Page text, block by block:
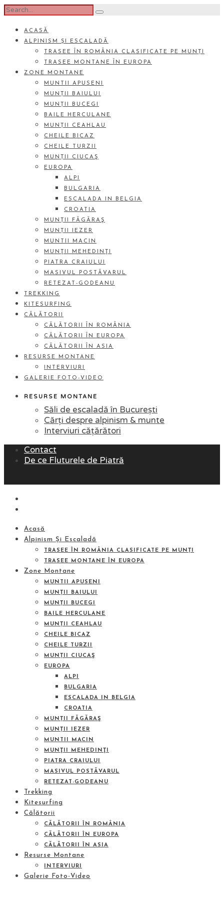
ACASĂ
ALPINISM ȘI ESCALADĂ
TRASEE ÎN ROMÂNIA CLASIFICATE PE MUNȚI
TRASEE MONTANE ÎN EUROPA
ZONE MONTANE
MUNTII APUSENI
MUNȚII BAIULUI
MUNȚII BUCEGI
BAILE HERCULANE
MUNȚII CEAHLAU
CHEILE BICAZ
CHEILE TURZII
MUNȚII CIUCAŞ
EUROPA
ALPI
BULGARIA
ESCALADA IN BELGIA
CROATIA
MUNȚII FĂGĂRAŞ
MUNȚII IEZER
MUNTII MACIN
MUNŢII MEHEDINŢI
PIATRA CRAIULUI
MASIVUL POSTĂVARUL
RETEZAT-GODEANU
TREKKING
KITESURFING
CĂLĂTORII
CĂLĂTORII ÎN ROMÂNIA
CĂLĂTORII ÎN EUROPA
CĂLĂTORII ÎN ASIA
RESURSE MONTANE
INTERVIURI
GALERIE FOTO-VIDEO
RESURSE MONTANE
Săli de escaladă în București
Cărți despre alpinism & munte
Interviuri cățărători
Contact
De ce Fluturele de Piatră
Acasă
Alpinism Și Escaladă
TRASEE ÎN ROMÂNIA CLASIFICATE PE MUNȚI
TRASEE MONTANE ÎN EUROPA
Zone Montane
MUNTII APUSENI
MUNȚII BAIULUI
MUNȚII BUCEGI
BAILE HERCULANE
MUNȚII CEAHLAU
CHEILE BICAZ
CHEILE TURZII
MUNȚII CIUCAŞ
EUROPA
ALPI
BULGARIA
ESCALADA IN BELGIA
CROATIA
MUNȚII FĂGĂRAŞ
MUNȚII IEZER
MUNTII MACIN
MUNŢII MEHEDINŢI
PIATRA CRAIULUI
MASIVUL POSTĂVARUL
RETEZAT-GODEANU
Trekking
Kitesurfing
Călătorii
CĂLĂTORII ÎN ROMÂNIA
CĂLĂTORII ÎN EUROPA
CĂLĂTORII ÎN ASIA
Resurse Montane
INTERVIURI
Galerie Foto-Video